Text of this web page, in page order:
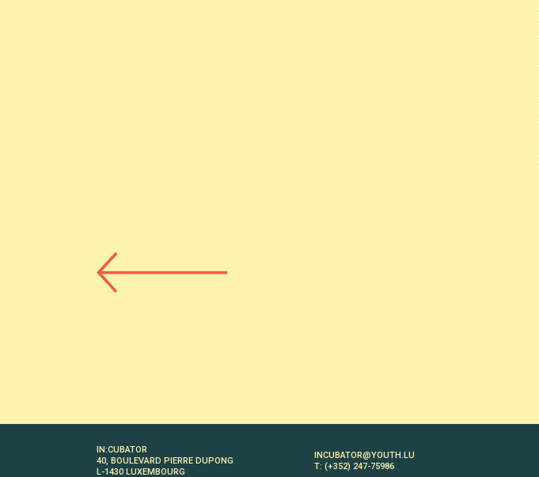
IN:CUBATOR
40, BOULEVARD PIERRE DUPONG
L-1430 LUXEMBOURG
INCUBATOR@YOUTH.LU
T: (+352) 247-75986